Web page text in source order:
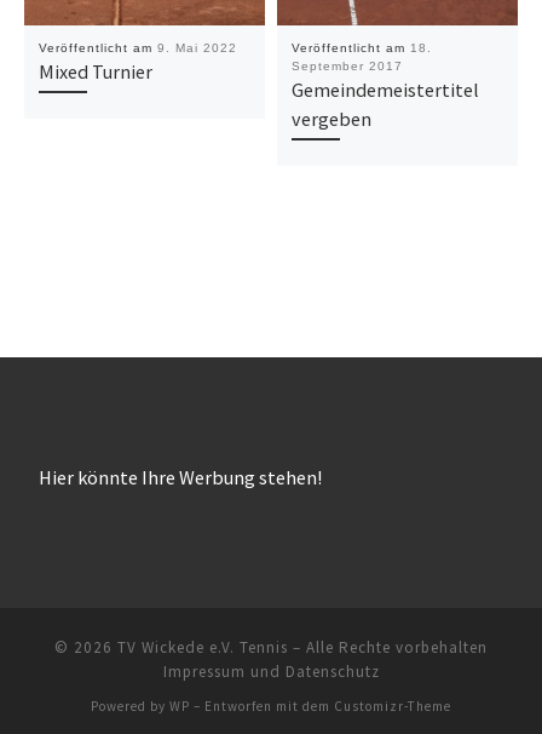
Veröffentlicht am 9. Mai 2022
Mixed Turnier
Veröffentlicht am 18.
September 2017
Gemeindemeistertitel
vergeben
Hier könnte Ihre Werbung stehen!
© 2026 TV Wickede e.V. Tennis – Alle Rechte vorbehalten
Impressum und Datenschutz
Powered by WP – Entworfen mit dem Customizr-Theme